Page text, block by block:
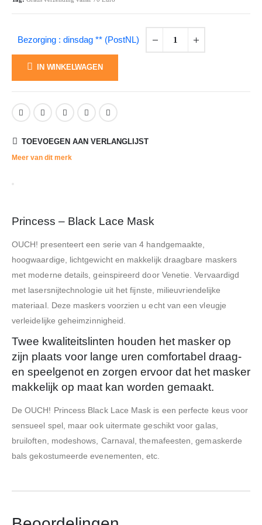
Bezorging : dinsdag ** (PostNL)
IN WINKELWAGEN
TOEVOEGEN AAN VERLANGLIJST
Meer van dit merk
Princess – Black Lace Mask
OUCH! presenteert een serie van 4 handgemaakte,
hoogwaardige, lichtgewicht en makkelijk draagbare maskers
met moderne details, geinspireerd door Venetie. Vervaardigd
met lasersnijtechnologie uit het fijnste, milieuvriendelijke
materiaal. Deze maskers voorzien u echt van een vleugje
verleidelijke geheimzinnigheid.
Twee kwaliteitslinten houden het masker op
zijn plaats voor lange uren comfortabel draag-
en speelgenot en zorgen ervoor dat het masker
makkelijk op maat kan worden gemaakt.
De OUCH! Princess Black Lace Mask is een perfecte keus voor
sensueel spel, maar ook uitermate geschikt voor galas,
bruiloften, modeshows, Carnaval, themafeesten, gemaskerde
bals gekostumeerde evenementen, etc.